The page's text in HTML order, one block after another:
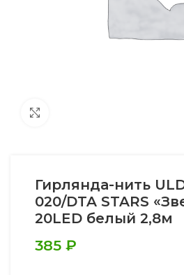
Гирлянда-нить
020/DTA STARS
20LED белый 2,8м
385 ₽